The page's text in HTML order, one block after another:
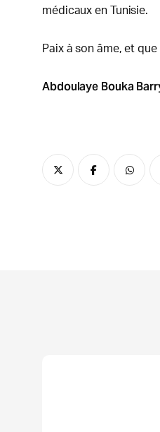
médicaux en Tunisie.
Paix à son âme, et
Abdoulaye Bouka